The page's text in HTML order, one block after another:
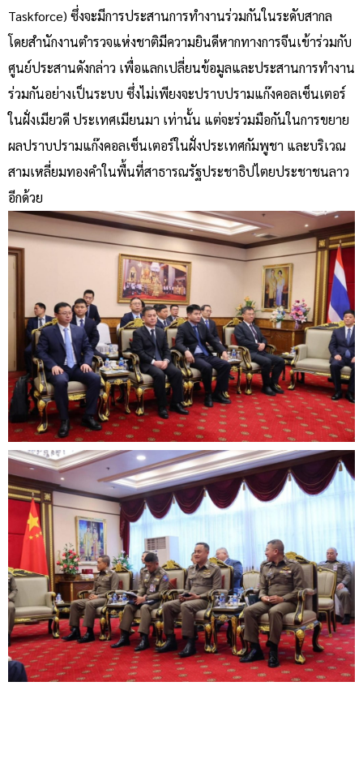
Taskforce) ซึ่งจะมีการประสานการทำงานร่วมกันในระดับสากล
โดยสำนักงานตำรวจแห่งชาติมีความยินดีหากทางการจีนเข้าร่วมกับ
ศูนย์ประสานดังกล่าว เพื่อแลกเปลี่ยนข้อมูลและประสานการทำงาน
ร่วมกันอย่างเป็นระบบ ซึ่งไม่เพียงจะปราบปรามแก๊งคอลเซ็นเตอร์
ในฝั่งเมียวดี ประเทศเมียนมา เท่านั้น แต่จะร่วมมือกันในการขยาย
ผลปราบปรามแก๊งคอลเซ็นเตอร์ในฝั่งประเทศกัมพูชา และบริเวณ
สามเหลี่ยมทองคำในพื้นที่สาธารณรัฐประชาธิปไตยประชาชนลาว
อีกด้วย